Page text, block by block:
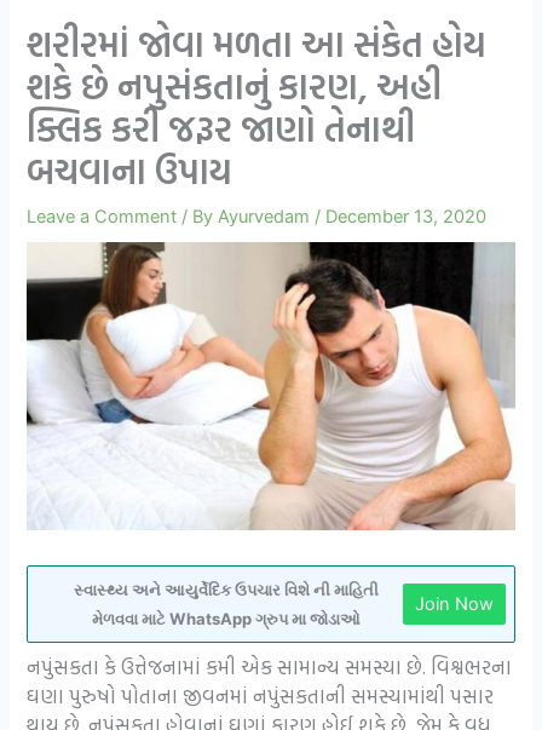
શરીરમાં જોવા મળતા આ સંકેત હોય
શકે છે નપુસંકતાનું કારણ, અહી
ક્લિક કરી જરૂર જાણો તેનાથી
બચવાના ઉપાય
Leave a Comment / ByAyurvedam / December 13, 2020
સ્વાસ્થ્ય અને આયુર્વેદિક ઉપચાર વિશે ની માહિતી
મેળવવા માટે WhatsApp ગ્રુપ મા જોડાઓ
Join Now
નપુંસકતા કે ઉત્તેજનામાં કમી એક સામાન્ય સમસ્યા છે. વિશ્વભરના
ઘણા પુરુષો પોતાના જીવનમાં નપુંસકતાની સમસ્યામાંથી પસાર